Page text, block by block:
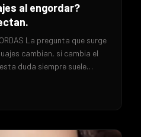
al engordar?
La pregunta que surge
cambian, si cambia el
duda siempre suele…